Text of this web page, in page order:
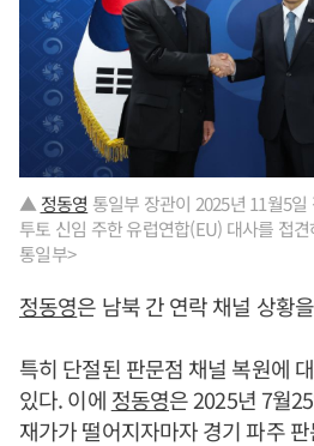
▲ 정동영 통일부 장관이 2025년 11월5
투토 신임 주한 유럽연합(EU) 대사를 접
통일부>
정동영은 남북 간 연락 채널 상황
특히 단절된 판문점 채널 복원에
있다. 이에 정동영은 2025년 7월
재가가 떨어지자마자 경기 파주